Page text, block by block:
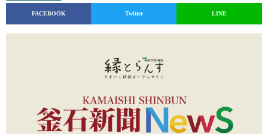
FACEBOOK Twitter LINE